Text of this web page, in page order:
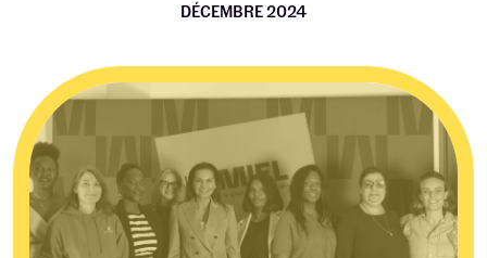
DÉCEMBRE 2024